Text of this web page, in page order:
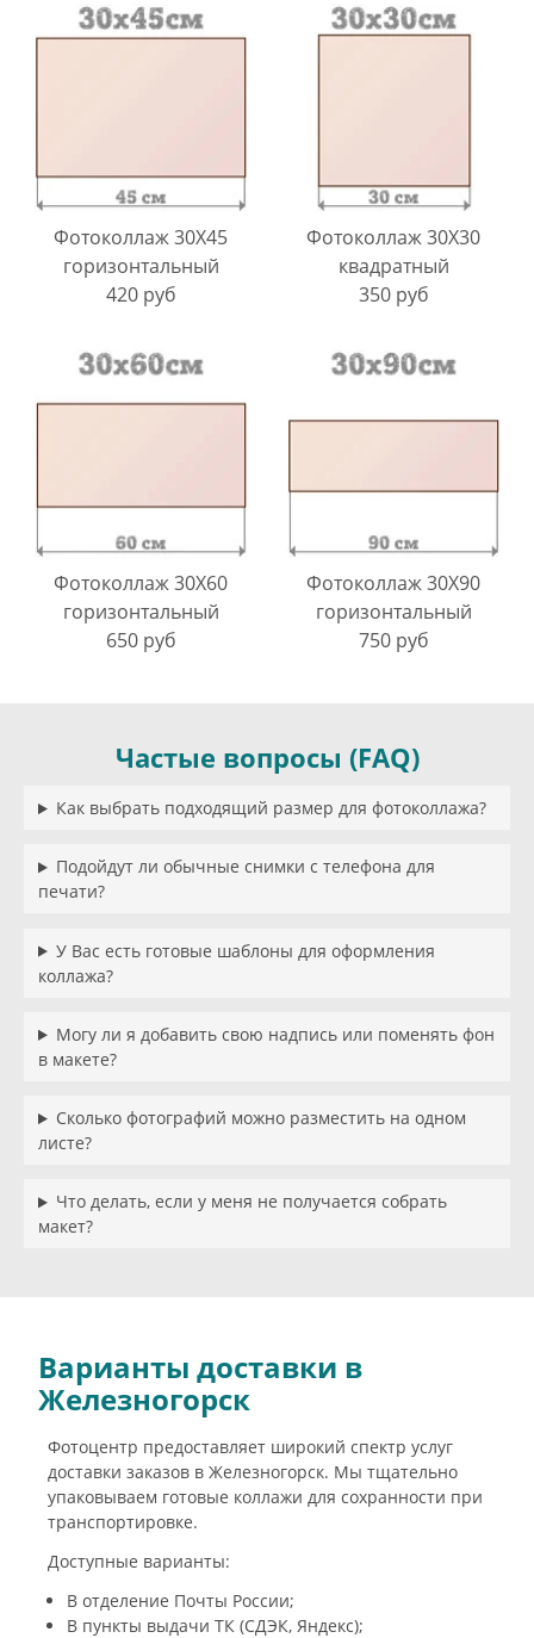
Фотоколлаж 30X45
горизонтальный
420 руб
Фотоколлаж 30Х30
квадратный
350 руб
Фотоколлаж 30X60
горизонтальный
650 руб
Фотоколлаж 30X90
горизонтальный
750 руб
Частые вопросы (FAQ)
Как выбрать подходящий размер для фотоколлажа?
Подойдут ли обычные снимки с телефона для
печати?
У Вас есть готовые шаблоны для оформления
коллажа?
Могу ли я добавить свою надпись или поменять фон
в макете?
Сколько фотографий можно разместить на одном
листе?
Что делать, если у меня не получается собрать
макет?
Варианты доставки в
Железногорск
Фотоцентр предоставляет широкий спектр услуг
доставки заказов в Железногорск. Мы тщательно
упаковываем готовые коллажи для сохранности при
транспортировке.
Доступные варианты:
В отделение Почты России;
В пункты выдачи ТК (СДЭК, Яндекс);